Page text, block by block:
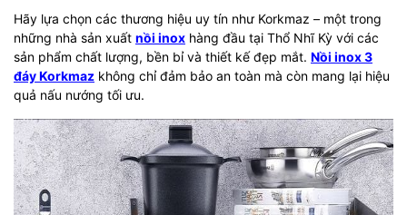
Hãy lựa chọn các thương hiệu uy tín như Korkmaz – một trong
những nhà sản xuất nồi inox hàng đầu tại Thổ Nhĩ Kỳ với các
sản phẩm chất lượng, bền bỉ và thiết kế đẹp mắt. Nồi inox 3
đáy Korkmaz không chỉ đảm bảo an toàn mà còn mang lại hiệu
quả nấu nướng tối ưu.